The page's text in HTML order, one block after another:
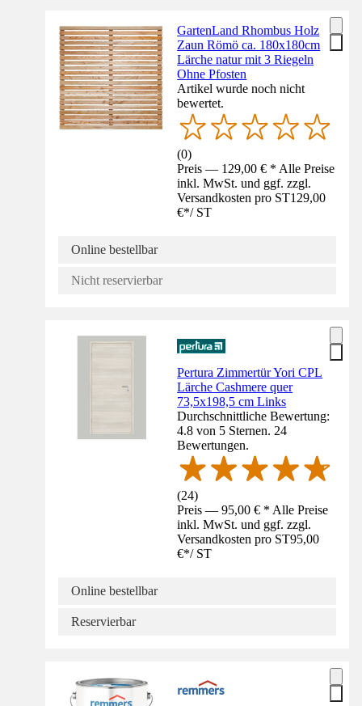
GartenLand Rhombus Holz
Zaun Römö ca. 180x180cm
Lärche natur mit 3 Riegeln
Ohne Pfosten
Artikel wurde noch nicht
bewertet.
(0)
Preis — 129,00 € * Alle Preise
inkl. MwSt. und ggf. zzgl.
Versandkosten pro ST129,00
€*/ ST
Online bestellbar
Nicht reservierbar
Pertura Zimmertür Yori CPL
Lärche Cashmere quer
73,5x198,5 cm Links
Durchschnittliche Bewertung:
4.8 von 5 Sternen. 24
Bewertungen.
(24)
Preis — 95,00 € * Alle Preise
inkl. MwSt. und ggf. zzgl.
Versandkosten pro ST95,00
€*/ ST
Online bestellbar
Reservierbar